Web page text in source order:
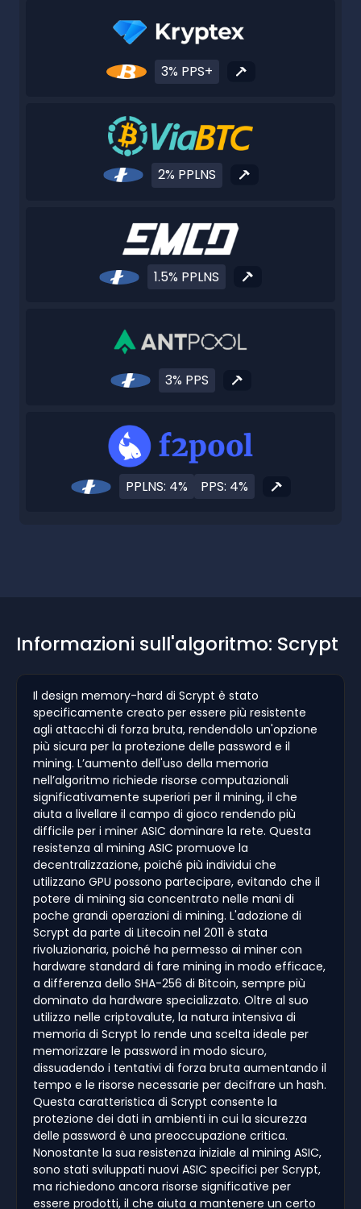
3% PPS+
2% PPLNS
1.5% PPLNS
3% PPS
PPLNS: 4% PPS: 4%
Informazioni sull'algoritmo: Scrypt
Il design memory-hard di Scrypt è stato
specificamente creato per essere più resistente
agli attacchi di forza bruta, rendendolo un'opzione
più sicura per la protezione delle password e il
mining. L’aumento dell'uso della memoria
nell’algoritmo richiede risorse computazionali
significativamente superiori per il mining, il che
aiuta a livellare il campo di gioco rendendo più
difficile per i miner ASIC dominare la rete. Questa
resistenza al mining ASIC promuove la
decentralizzazione, poiché più individui che
utilizzano GPU possono partecipare, evitando che il
potere di mining sia concentrato nelle mani di
poche grandi operazioni di mining. L'adozione di
Scrypt da parte di Litecoin nel 2011 è stata
rivoluzionaria, poiché ha permesso ai miner con
hardware standard di fare mining in modo efficace,
a differenza dello SHA-256 di Bitcoin, sempre più
dominato da hardware specializzato. Oltre al suo
utilizzo nelle criptovalute, la natura intensiva di
memoria di Scrypt lo rende una scelta ideale per
memorizzare le password in modo sicuro,
dissuadendo i tentativi di forza bruta aumentando il
tempo e le risorse necessarie per decifrare un hash.
Questa caratteristica di Scrypt consente la
protezione dei dati in ambienti in cui la sicurezza
delle password è una preoccupazione critica.
Nonostante la sua resistenza iniziale al mining ASIC,
sono stati sviluppati nuovi ASIC specifici per Scrypt,
ma richiedono ancora risorse significative per
essere prodotti, il che aiuta a mantenere un certo